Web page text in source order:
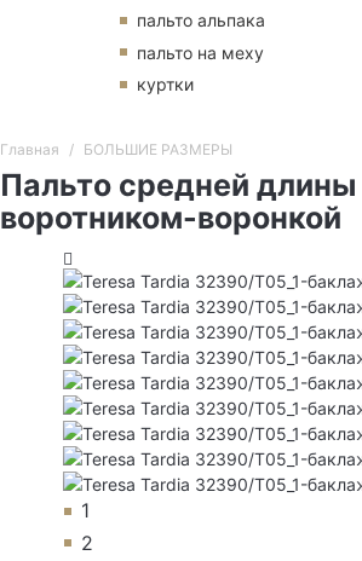
пальто альпака
пальто на меху
куртки
Главная БОЛЬШИЕ РАЗМЕРЫ
Пальто средней длины
воротником-воронкой
1
2